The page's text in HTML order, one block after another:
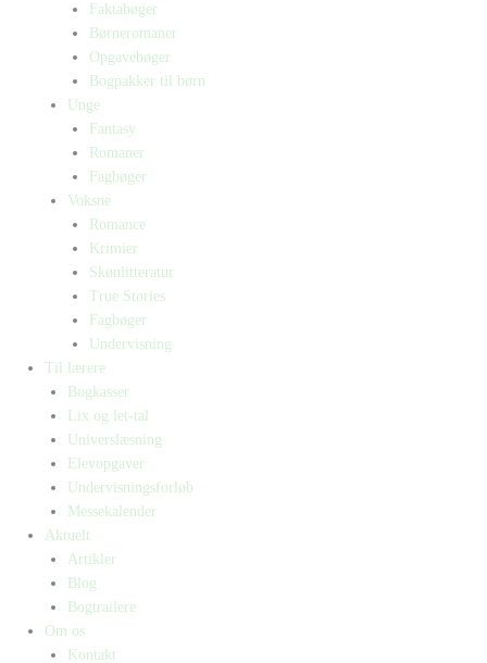
Faktabøger
Børneromaner
Opgavebøger
Bogpakker til børn
Unge
Fantasy
Romaner
Fagbøger
Voksne
Romance
Krimier
Skønlitteratur
True Stories
Fagbøger
Undervisning
Til lærere
Bogkasser
Lix og let-tal
Universlæsning
Elevopgaver
Undervisningsforløb
Messekalender
Aktuelt
Artikler
Blog
Bogtrailere
Om os
Kontakt